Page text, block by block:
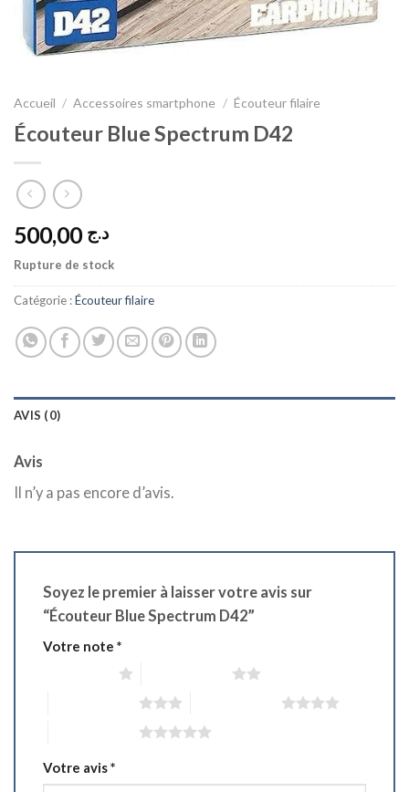
Accueil / Accessoires smartphone / Écouteur filaire
Écouteur Blue Spectrum D42
د.ج 500,00
Rupture de stock
Catégorie :Écouteur filaire
AVIS (0)
Avis
Il n’y a pas encore d’avis.
Soyez le premier à laisser votre avis sur
“Écouteur Blue Spectrum D42”
Votre note *
Votre avis*